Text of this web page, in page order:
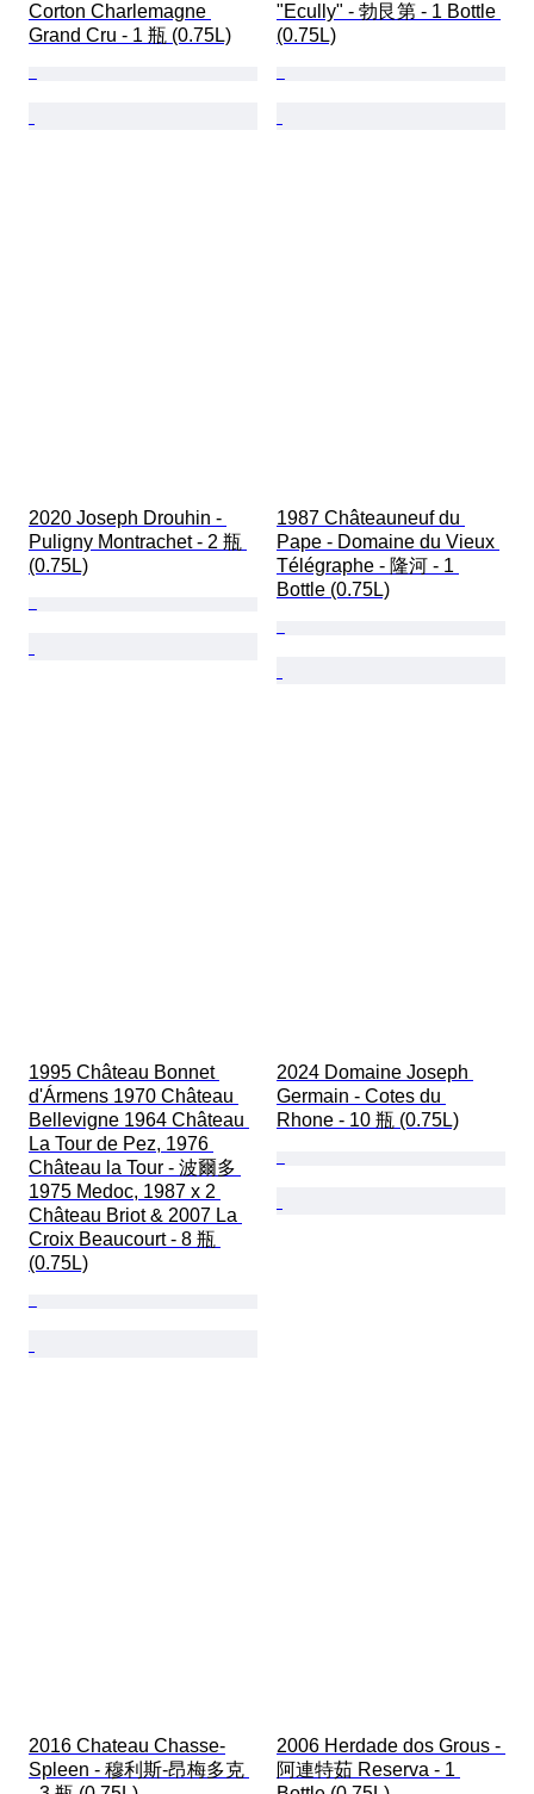
Corton Charlemagne
Grand Cru - 1 瓶 (0.75L)
"Ecully" - 勃艮第 - 1 Bottle
(0.75L)
2020 Joseph Drouhin -
Puligny Montrachet - 2 瓶
(0.75L)
1987 Châteauneuf du
Pape - Domaine du Vieux
Télégraphe - 隆河 - 1
Bottle (0.75L)
1995 Château Bonnet
d'Ármens 1970 Château
Bellevigne 1964 Château
La Tour de Pez, 1976
Château la Tour - 波爾多
1975 Medoc, 1987 x 2
Château Briot & 2007 La
Croix Beaucourt - 8 瓶
(0.75L)
2024 Domaine Joseph
Germain - Cotes du
Rhone - 10 瓶 (0.75L)
2016 Chateau Chasse-
Spleen - 穆利斯-昂梅多克
2006 Herdade dos Grous -
阿連特茹 Reserva - 1